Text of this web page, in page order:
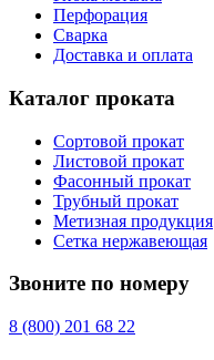
Перфорация
Сварка
Доставка и оплата
Каталог проката
Сортовой прокат
Листовой прокат
Фасонный прокат
Трубный прокат
Метизная продукция
Сетка нержавеющая
Звоните по номеру
8 (800) 201 68 22